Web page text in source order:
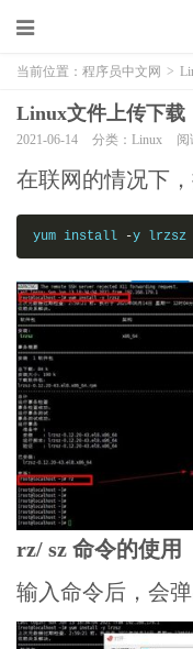
当前位置： 程序员中文网 >
Linux文件上传下载
2021-06-14 分类：Linux 阅
在联网的情况下
yum install -y lrzsz
rz/ sz 命令的使
输入命令后，会